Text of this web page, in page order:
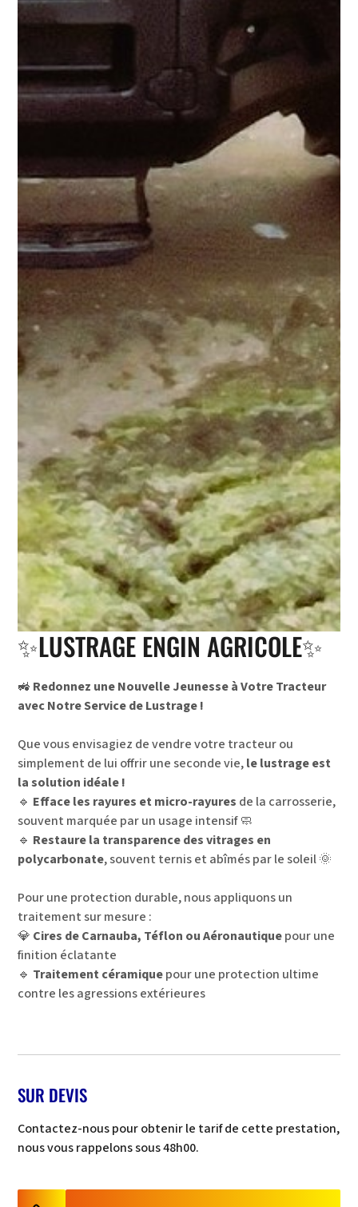
✨LUSTRAGE ENGIN AGRICOLE✨
🚜 Redonnez une Nouvelle Jeunesse à Votre Tracteur
avec Notre Service de Lustrage !
Que vous envisagiez de vendre votre tracteur ou
simplement de lui offrir une seconde vie,le lustrage est
la solution idéale !
🔹 Efface les rayures et micro-rayures de la carrosserie,
souvent marquée par un usage intensif 🧼
🔹 Restaure la transparence des vitrages en
polycarbonate, souvent ternis et abîmés par le soleil 🌞
Pour une protection durable, nous appliquons un
traitement sur mesure :
💎 Cires de Carnauba, Téflon ou Aéronautiquepour une
finition éclatante
🔹 Traitement céramiquepour une protection ultime
contre les agressions extérieures
SUR DEVIS
Contactez-nous pour obtenir le tarif de cette prestation,
nous vous rappelons sous 48h00.